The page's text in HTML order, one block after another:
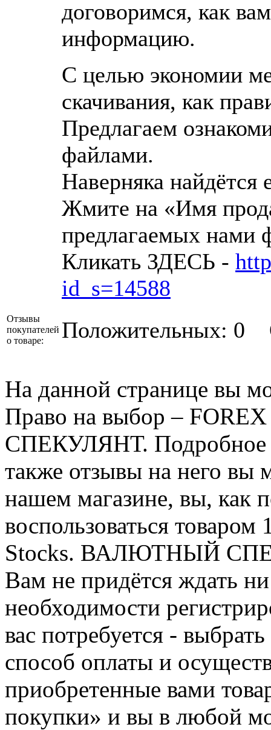
договоримся, как
информацию.
С целью экономии
скачивания, как
Предлагаем
файлами.
Наверняка найдётся
Жмите на «Имя
предлагаемых нами
Кликать ЗДЕСЬ -
id_s=14588
Отзывы
покупателей
о товаре:
Положительных: 0
На данной странице вы
Право на выбор –
СПЕКУЛЯНТ. Подробное
также отзывы на него вы
нашем магазине, вы, как
воспользоваться
Stocks. ВАЛЮТНЫЙ
Вам не придётся ждать
необходимости
вас потребуется -
способ оплаты и
приобретенные вами
покупки» и вы в любой